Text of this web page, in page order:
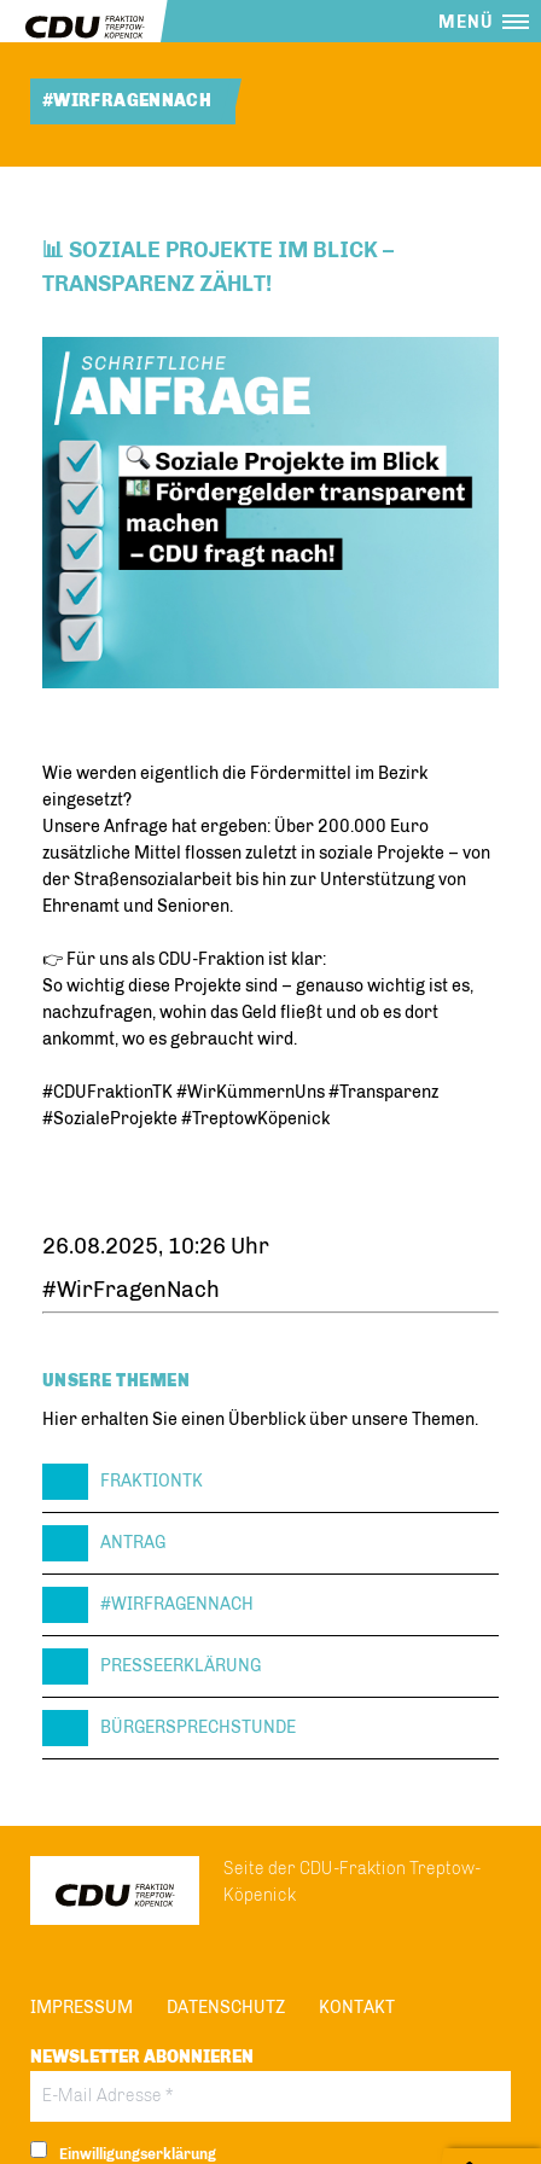
MENÜ
#WIRFRAGENNACH
📊 SOZIALE PROJEKTE IM BLICK –
TRANSPARENZ ZÄHLT!
Wie werden eigentlich die Fördermittel im Bezirk
eingesetzt?
Unsere Anfrage hat ergeben: Über 200.000 Euro
zusätzliche Mittel flossen zuletzt in soziale Projekte – von
der Straßensozialarbeit bis hin zur Unterstützung von
Ehrenamt und Senioren.
👉 Für uns als CDU-Fraktion ist klar:
So wichtig diese Projekte sind – genauso wichtig ist es,
nachzufragen, wohin das Geld fließt und ob es dort
ankommt, wo es gebraucht wird.
#CDUFraktionTK #WirKümmernUns #Transparenz
#SozialeProjekte #TreptowKöpenick
26.08.2025, 10:26 Uhr
#WirFragenNach
UNSERE THEMEN
Hier erhalten Sie einen Überblick über unsere Themen.
FRAKTIONTK
ANTRAG
#WIRFRAGENNACH
PRESSEERKLÄRUNG
BÜRGERSPRECHSTUNDE
Seite der CDU-Fraktion Treptow-
Köpenick
IMPRESSUM DATENSCHUTZ KONTAKT
NEWSLETTER ABONNIEREN
Einwilligungserklärung